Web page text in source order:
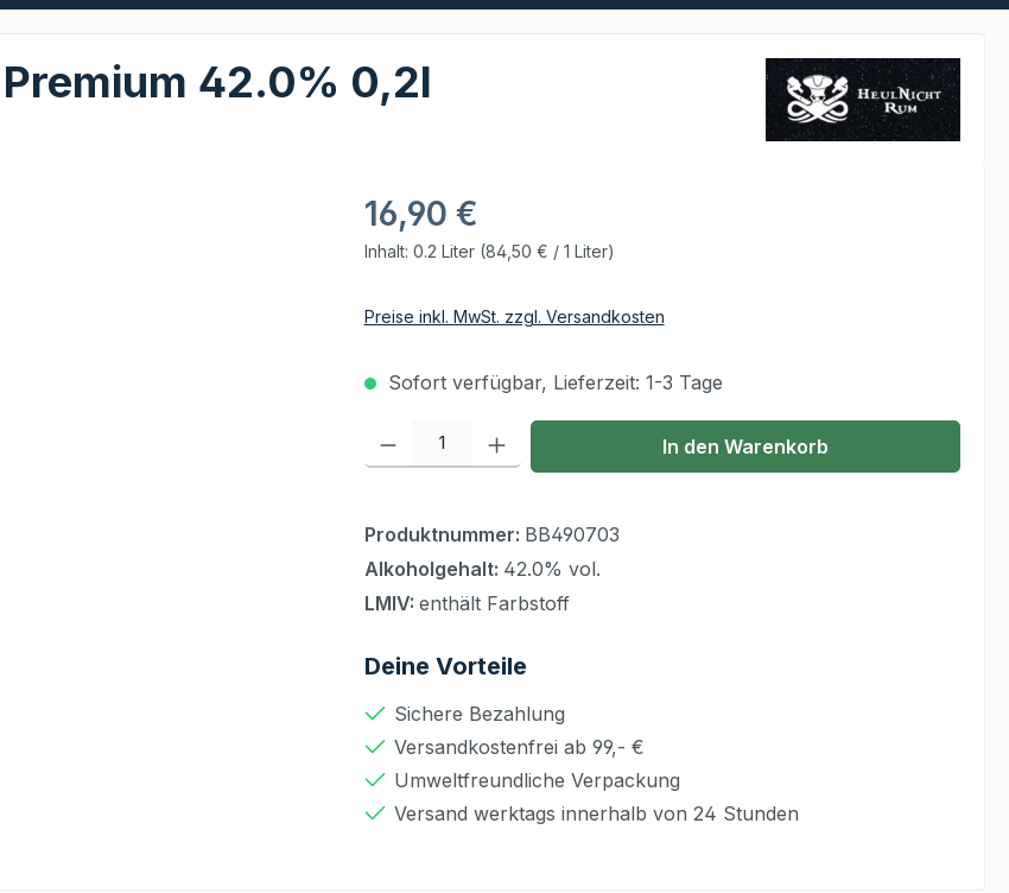
42.0% 0,2l
16,90 €
Inhalt: 0.2 Liter (84,50 € / 1 Liter)
Preise inkl. MwSt. zzgl. Versandkosten
Sofort verfügbar, Lieferzeit: 1-3 Tage
Produkt Anzahl: Gib den gewünschten Wert ein oder benutze die Schaltflächen um die
In den Warenkorb
Produktnummer: BB490703
Alkoholgehalt: 42.0% vol.
LMIV: enthält Farbstoff
Deine Vorteile
Sichere Bezahlung
Versandkostenfrei ab 99,- €
Umweltfreundliche Verpackung
Versand werktags innerhalb von 24 Stunden